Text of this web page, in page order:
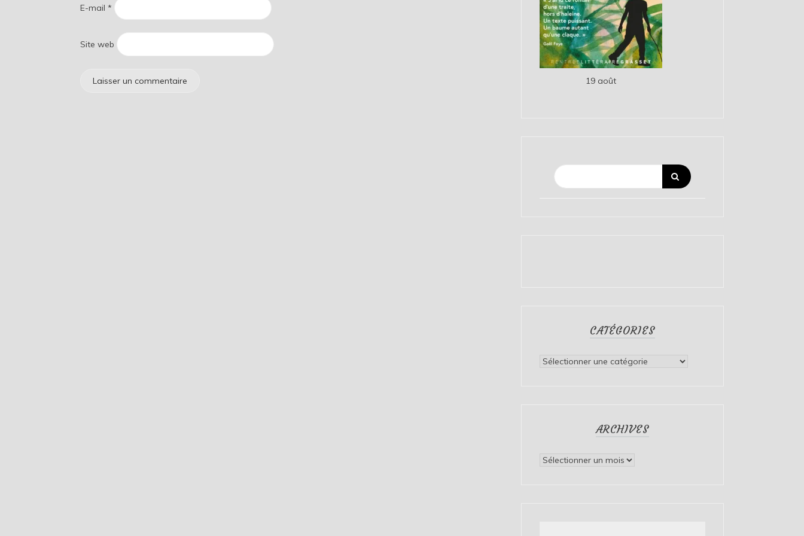
E-mail*
Site web
19 août
CATÉGORIES
Catégories
ARCHIVES
Archives